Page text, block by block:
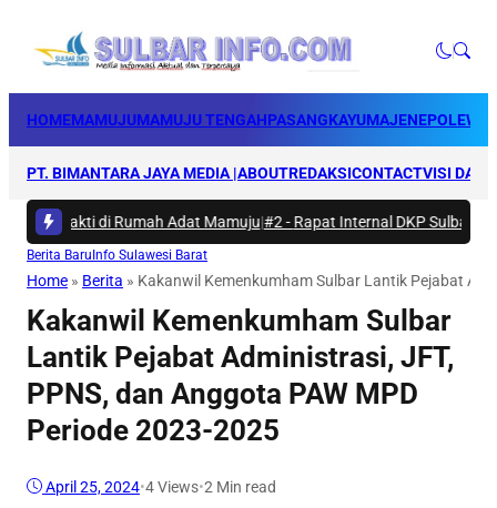
HOMEMAMUJUMAMUJU TENGAHPASANGKAYUMAJENE
PT. BIMANTARA JAYA MEDIA |ABOUTREDAKSICONTACTVISI DAN
Bakti di Rumah Adat Mamuju|#2 -Rapat Internal DKP Sulbar,
Berita Baru Info Sulawesi Barat
Home » Berita » Kakanwil Kemenkumham Sulbar Lantik Pejabat
Kakanwil Kemenkumham Sulbar
Lantik Pejabat Administrasi, JFT,
PPNS, dan Anggota PAW MPD
Periode 2023-2025
April 25, 2024•4Views•2 Min read